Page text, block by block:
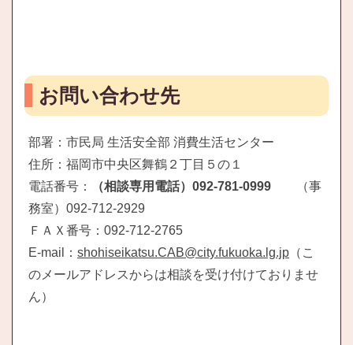
お問い合わせ先
部署：市民局 生活安全部 消費生活センター
住所：福岡市中央区舞鶴２丁目５の１
電話番号：
（相談専用電話）092-781-0999 （事
務室）092-712-2929
ＦＡＸ番号：092-712-2765
E-mail： shohiseikatsu.CAB@city.fukuoka.lg.jp （こ
のメールアドレスからは相談を受け付けておりませ
ん）